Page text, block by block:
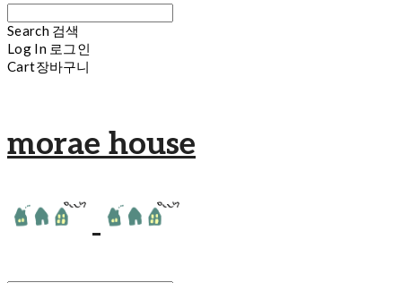
Search 검색
Log In 로그인
Cart장바구니
morae house